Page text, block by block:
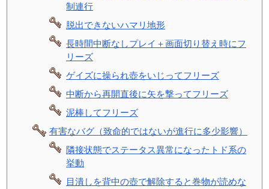
制連行
脱出できないハマリ地形
長時間中断なしプレイ＋画面切り替え時にフ
リーズ
ゲイズに操られ壺をいじってフリーズ
中断から再開直後に矢を撃ってフリーズ
泥棒してフリーズ
有害なバグ（致命的ではないが進行に多少影響）
隣接状態でステータス異常になったトド系の
挙動
目潰しを背中の壺で解除すると巻物が読めな